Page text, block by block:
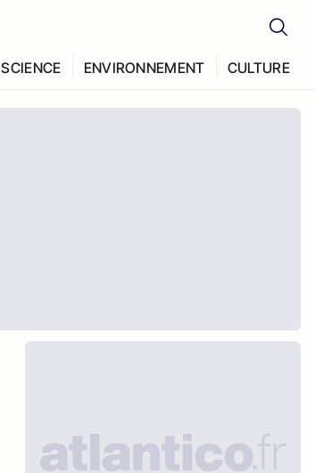
SCIENCE ENVIRONNEMENT CULTURE